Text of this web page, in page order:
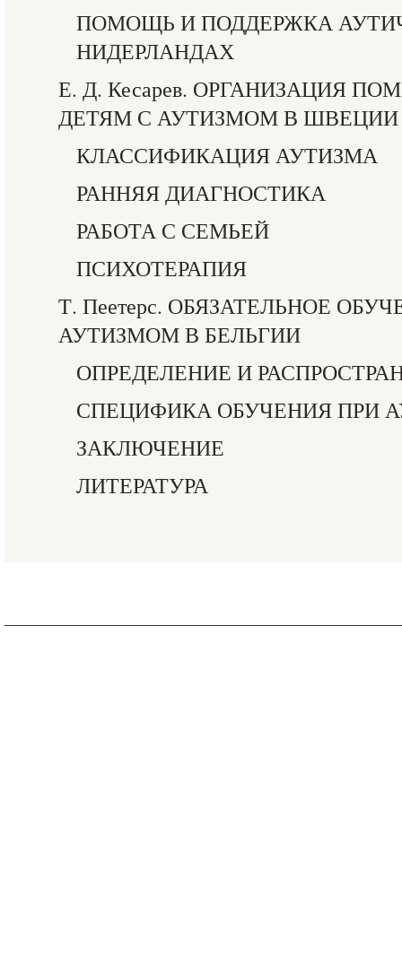
ПОМОЩЬ И ПОДДЕРЖКА
НИДЕРЛАНДАХ
Е. Д. Кесарев. ОРГАНИЗАЦИЯ
ДЕТЯМ С АУТИЗМОМ В ШВЕЦИИ
КЛАССИФИКАЦИЯ АУТИЗМА
РАННЯЯ ДИАГНОСТИКА
РАБОТА С СЕМЬЕЙ
ПСИХОТЕРАПИЯ
Т. Пеетерс. ОБЯЗАТЕЛЬНОЕ
АУТИЗМОМ В БЕЛЬГИИ
ОПРЕДЕЛЕНИЕ И
СПЕЦИФИКА ОБУЧЕНИЯ ПРИ
ЗАКЛЮЧЕНИЕ
ЛИТЕРАТУРА